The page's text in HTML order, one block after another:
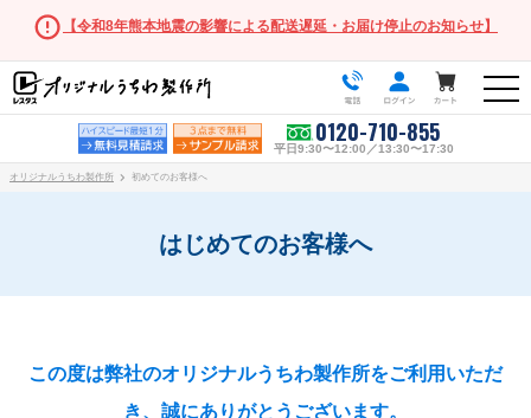
【令和8年熊本地震の影響による配送遅延・お届け停止のお知らせ】
0120-710-855
平日9:30〜12:00／13:30〜17:30
ポリうちわ（Mサイズ）
オリジナルうちわ製作所 初めてのお客様へ
はじめてのお客様へ
この度は弊社のオリジナルうちわ製作所をご利用いただ
き、誠にありがとうございます。